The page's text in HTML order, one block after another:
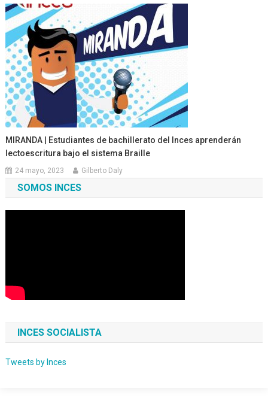
MIRANDA | Estudiantes de bachillerato del Inces aprenderán
lectoescritura bajo el sistema Braille
24 mayo, 2023 Gilberto Daly
SOMOS INCES
INCES SOCIALISTA
Tweets by Inces